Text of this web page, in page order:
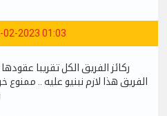
02-2023 01:03
ركائز الفريق الكل تقريبا
الفريق هذا لازم نبنيو عليه ..